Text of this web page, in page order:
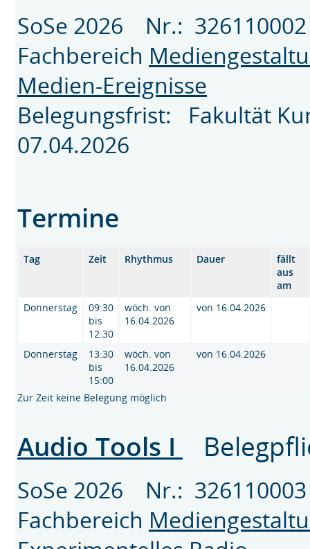
SoSe 2026 Nr.:
Fachbereich
Medien-Ereignisse
Belegungsfrist: Fakultät
07.04.2026
Termine
Tag Zeit Rhythmus Dauer
fällt
aus
am
Donnerstag
09:30
bis
12:30
wöch. von
16.04.2026
von 16.04.2026
Donnerstag
13:30
bis
15:00
wöch. von
16.04.2026
von 16.04.2026
Zur Zeit keine Belegung möglich
Audio Tools I
SoSe 2026 Nr.:
Fachbereich